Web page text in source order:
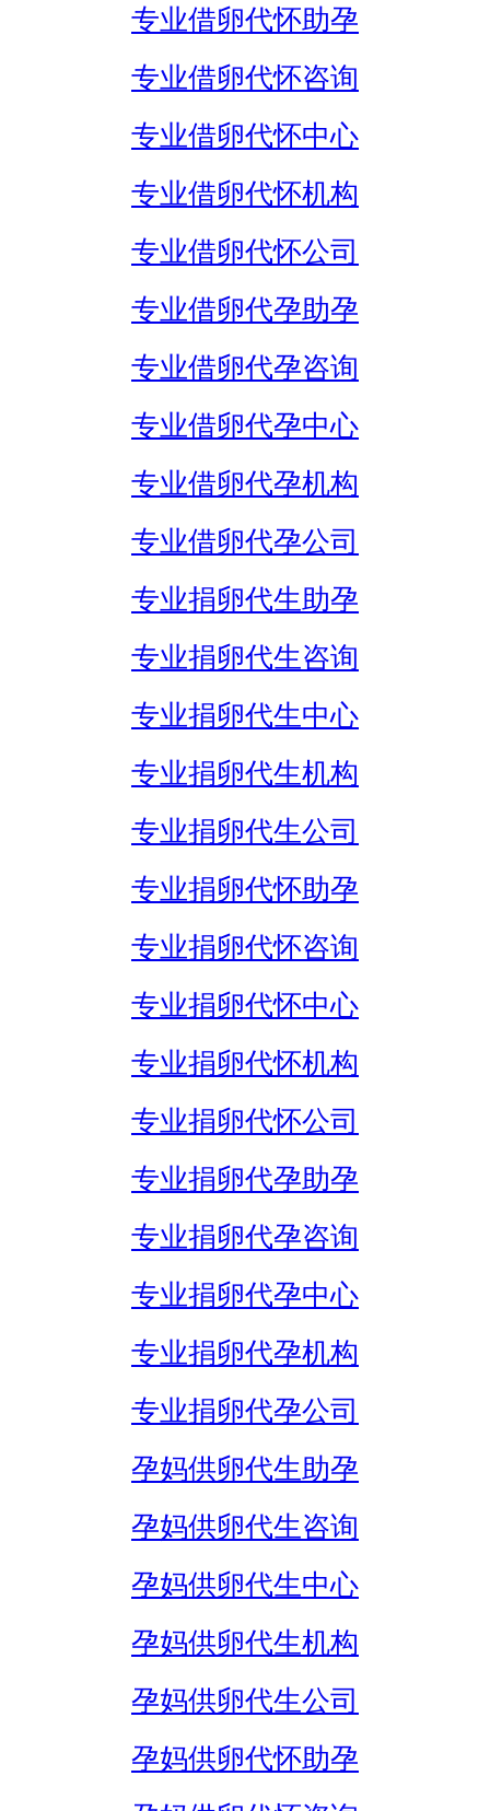
专业借卵代怀助孕
专业借卵代怀咨询
专业借卵代怀中心
专业借卵代怀机构
专业借卵代怀公司
专业借卵代孕助孕
专业借卵代孕咨询
专业借卵代孕中心
专业借卵代孕机构
专业借卵代孕公司
专业捐卵代生助孕
专业捐卵代生咨询
专业捐卵代生中心
专业捐卵代生机构
专业捐卵代生公司
专业捐卵代怀助孕
专业捐卵代怀咨询
专业捐卵代怀中心
专业捐卵代怀机构
专业捐卵代怀公司
专业捐卵代孕助孕
专业捐卵代孕咨询
专业捐卵代孕中心
专业捐卵代孕机构
专业捐卵代孕公司
孕妈供卵代生助孕
孕妈供卵代生咨询
孕妈供卵代生中心
孕妈供卵代生机构
孕妈供卵代生公司
孕妈供卵代怀助孕